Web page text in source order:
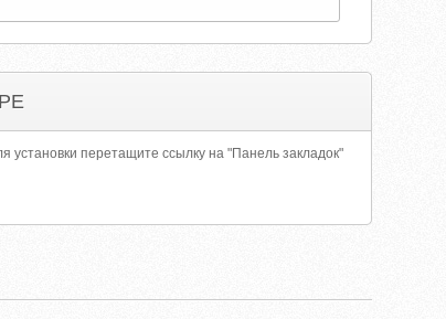
установки перетащите ссылку на "Панель закладок"